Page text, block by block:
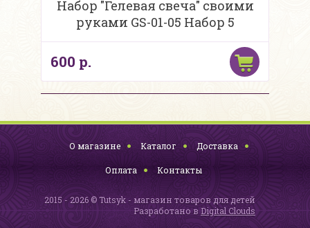
Набор "Гелевая свеча" своими
руками GS-01-05 Набор 5
600 р.
О магазине Каталог Доставка
Оплата Контакты
2015 - 2026 © Tutsyk - магазин товаров для детей
Разработано в Digital Clouds